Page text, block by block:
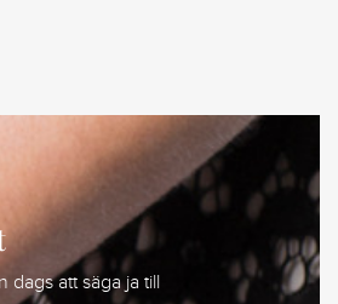
dags att säga ja till